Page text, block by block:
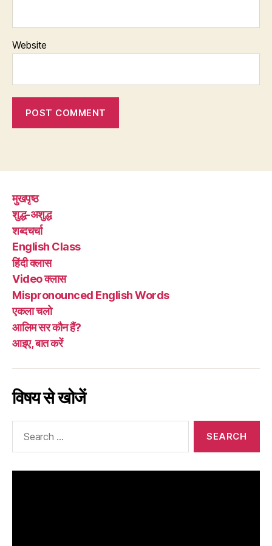
Website
मुखपृष्ठ
शुद्ध-अशुद्ध
शब्दचर्चा
English Class
हिंदी क्लास
Video क्लास
Mispronounced English Words
एकला चलो
आलिम सर कौन हैं?
आइए, बात करें
विषय से खोजें